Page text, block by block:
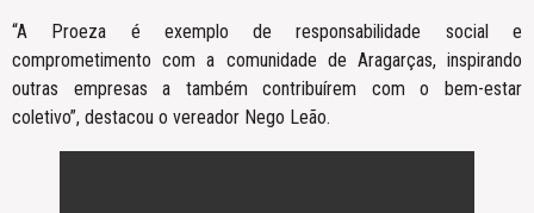
“A Proeza é exemplo de responsabilidade social e
comprometimento com a comunidade de Aragarças, inspirando
outras empresas a também contribuírem com o bem-estar
coletivo”, destacou o vereador Nego Leão.